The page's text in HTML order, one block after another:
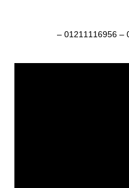
ماكينات تعبئة وتغليف 01211116954 – 01211116956 –